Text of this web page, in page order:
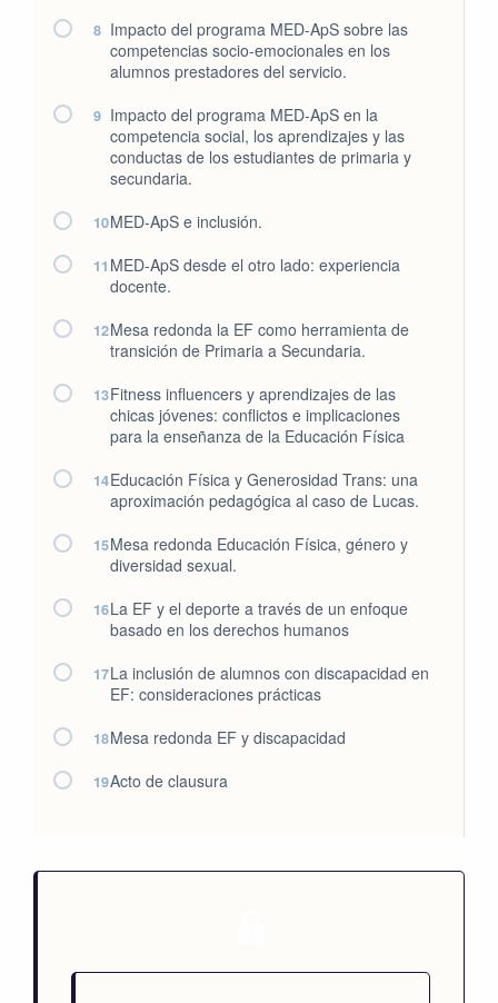
8 Impacto del programa MED-ApS sobre las
competencias socio-emocionales en los
alumnos prestadores del servicio.
9 Impacto del programa MED-ApS en la
competencia social, los aprendizajes y las
conductas de los estudiantes de primaria y
secundaria.
10MED-ApS e inclusión.
11 MED-ApS desde el otro lado: experiencia
docente.
12Mesa redonda la EF como herramienta de
transición de Primaria a Secundaria.
13Fitness influencers y aprendizajes de las
chicas jóvenes: conflictos e implicaciones
para la enseñanza de la Educación Física
14Educación Física y Generosidad Trans: una
aproximación pedagógica al caso de Lucas.
15Mesa redonda Educación Física, género y
diversidad sexual.
16La EF y el deporte a través de un enfoque
basado en los derechos humanos
17La inclusión de alumnos con discapacidad en
EF: consideraciones prácticas
18Mesa redonda EF y discapacidad
19Acto de clausura